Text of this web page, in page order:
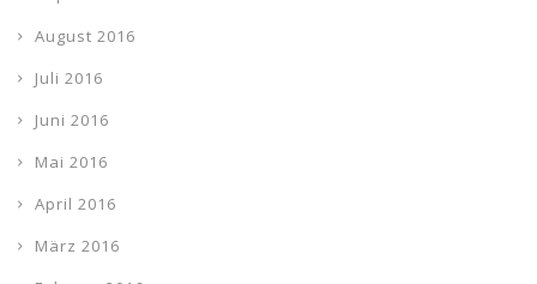
August 2016
Juli 2016
Juni 2016
Mai 2016
April 2016
März 2016